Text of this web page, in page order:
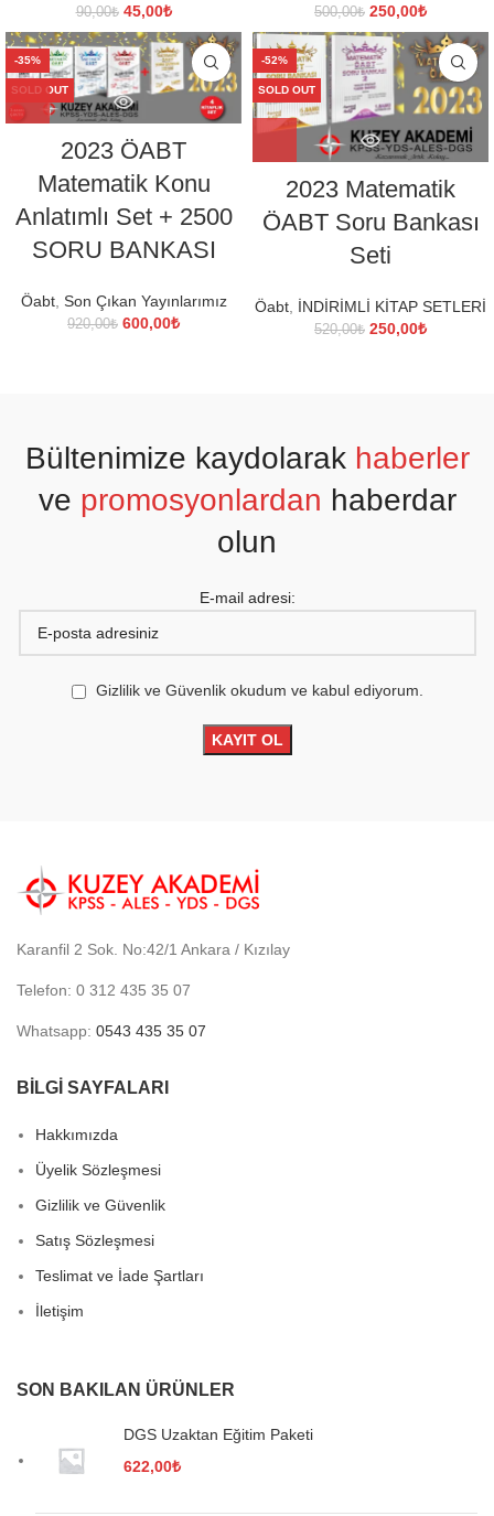
90,00₺ Orijinal
fiyat:
90,00₺.
45,00₺Şu
andaki
fiyat:
45,00₺.
500,00₺ Orijinal
fiyat:
500,00₺.
250,00₺Şu
andaki
fiyat:
250,00₺.
-35%
SOLD OUT
2023 ÖABT
Matematik Konu
Anlatımlı Set + 2500
SORU BANKASI
Öabt, Son Çıkan Yayınlarımız
920,00₺ Orijinal
600,00₺Şu
-52%
SOLD OUT
2023 Matematik
ÖABT Soru Bankası
Seti
Öabt, İNDİRİMLİ KİTAP SETLERİ
520,00₺ Orijinal
250,00₺Şu
Bültenimize kaydolarak haberler
ve promosyonlardan haberdar
olun
E-mail adresi:
Gizlilik ve Güvenlik okudum ve kabul ediyorum.
Karanfil 2 Sok. No:42/1 Ankara / Kızılay
Telefon: 0 312 435 35 07
Whatsapp: 0543 435 35 07
BİLGİ SAYFALARI
Hakkımızda
Üyelik Sözleşmesi
Gizlilik ve Güvenlik
Satış Sözleşmesi
Teslimat ve İade Şartları
İletişim
SON BAKILAN ÜRÜNLER
DGS Uzaktan Eğitim Paketi
622,00₺